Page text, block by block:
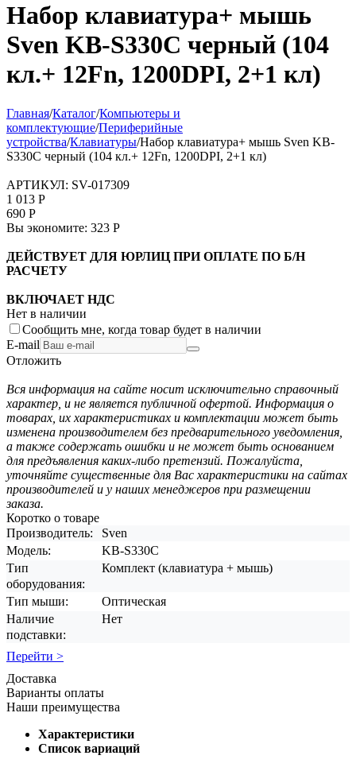
Набор клавиатура+ мышь
Sven KB-S330C черный (104
кл.+ 12Fn, 1200DPI, 2+1 кл)
Главная/Каталог/Компьютеры и
комплектующие/Периферийные
устройства/Клавиатуры/Набор клавиатура+ мышь Sven KB-
S330C черный (104 кл.+ 12Fn, 1200DPI, 2+1 кл)
АРТИКУЛ: SV-017309
1 013 Р
690 Р
Вы экономите: 323 Р
ДЕЙСТВУЕТ ДЛЯ ЮРЛИЦ ПРИ ОПЛАТЕ ПО Б/Н
РАСЧЕТУ
ВКЛЮЧАЕТ НДС
Нет в наличии
Сообщить мне, когда товар будет в наличии
E-mail
Отложить
Вся информация на сайте носит исключительно справочный
характер, и не является публичной офертой. Информация о
товарах, их характеристиках и комплектации может быть
изменена производителем без предварительного уведомления,
а также содержать ошибки и не может быть основанием
для предъявления каких-либо претензий. Пожалуйста,
уточняйте существенные для Вас характеристики на сайтах
производителей и у наших менеджеров при размещении
заказа.
Коротко о товаре
Производитель:
Sven
Модель:
KB-S330C
Тип
оборудования:
Комплект (клавиатура + мышь)
Тип мыши:
Оптическая
Наличие
подставки:
Нет
Перейти >
Доставка
Варианты оплаты
Наши преимущества
Характеристики
Список вариаций